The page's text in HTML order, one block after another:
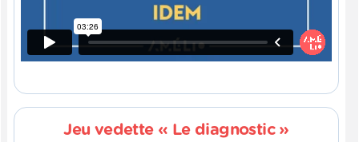
Jeu vedette « Le diagnostic »